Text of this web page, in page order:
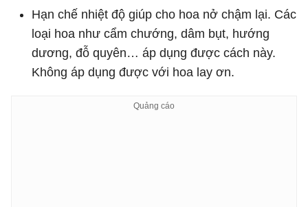
Hạn chế nhiệt độ giúp cho hoa nở chậm lại. Các
loại hoa như cẩm chướng, dâm bụt, hướng
dương, đỗ quyên… áp dụng được cách này.
Không áp dụng được với hoa lay ơn.